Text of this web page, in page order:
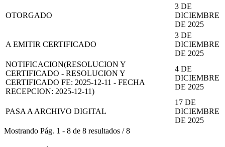
OTORGADO
3 DE
DICIEMBRE
DE 2025
A EMITIR CERTIFICADO
3 DE
DICIEMBRE
DE 2025
NOTIFICACION(RESOLUCION Y
CERTIFICADO - RESOLUCION Y
CERTIFICADO FE: 2025-12-11 - FECHA
RECEPCION: 2025-12-11)
4 DE
DICIEMBRE
DE 2025
PASA A ARCHIVO DIGITAL
17 DE
DICIEMBRE
DE 2025
Mostrando Pág. 1 - 8 de 8 resultados /8